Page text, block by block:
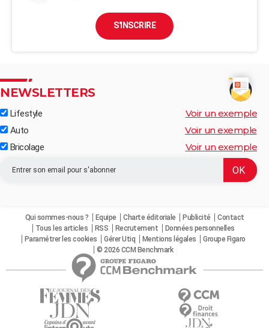
S'INSCRIRE
NEWSLETTERS
Lifestyle Voir un exemple
Auto Voir un exemple
Bricolage Voir un exemple
Qui sommes-nous ? Equipe Charte éditoriale Publicité
Contact
Tous les articles
RSS Recrutement
Données personnelles
Paramétrer les cookies
Gérer Utiq Mentions légales
Groupe Figaro
© 2026 CCM Benchmark